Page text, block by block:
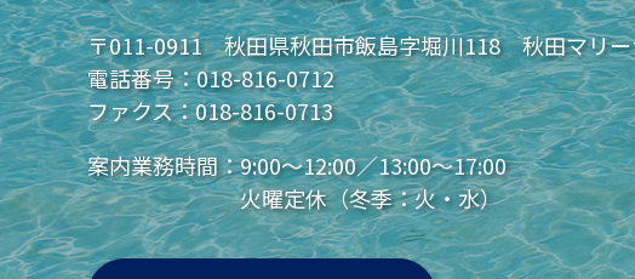
〒011-0911 秋田県秋田市飯島字堀川118 秋田マリー
電話番号：018-816-0712
ファクス：018-816-0713
案内業務時間：9:00～12:00／13:00～17:00
火曜定休（冬季：火・水）